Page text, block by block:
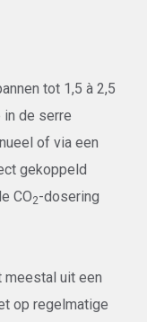
tot 1,5 à 2,5
in de serre
of via een
gekoppeld
CO2-dosering
uit een
op regelmatige